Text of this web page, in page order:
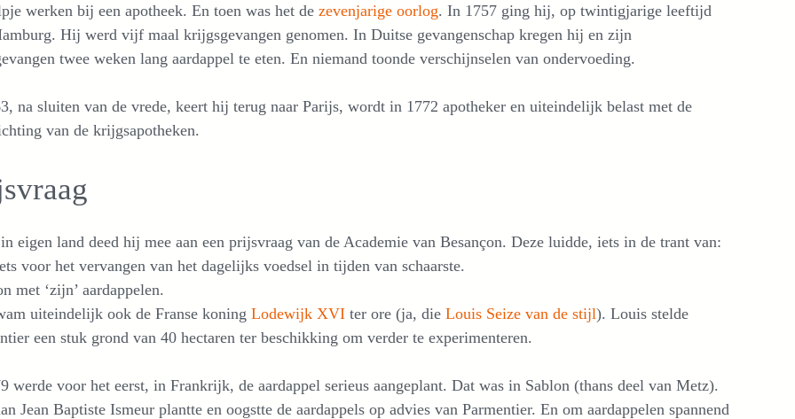
werken bij een apotheek. En toen was het de zevenjarige oorlog. In 1757 ging hij, op twintigjarige leeftijd
Hij werd vijf maal krijgsgevangen genomen. In Duitse gevangenschap kregen hij en zijn
twee weken lang aardappel te eten. En niemand toonde verschijnselen van ondervoeding.
na sluiten van de vrede, keert hij terug naar Parijs, wordt in 1772 apotheker en uiteindelijk belast met de
van de krijgsapotheken.
eigen land deed hij mee aan een prijsvraag van de Academie van Besançon. Deze luidde, iets in de trant van:
voor het vervangen van het dagelijks voedsel in tijden van schaarste.
met ‘zijn’ aardappelen.
uiteindelijk ook de Franse koning Lodewijk XVI ter ore (ja, die Louis Seize van de stijl). Louis stelde
een stuk grond van 40 hectaren ter beschikking om verder te experimenteren.
werde voor het eerst, in Frankrijk, de aardappel serieus aangeplant. Dat was in Sablon (thans deel van Metz).
Jean Baptiste Ismeur plantte en oogstte de aardappels op advies van Parmentier. En om aardappelen spannend